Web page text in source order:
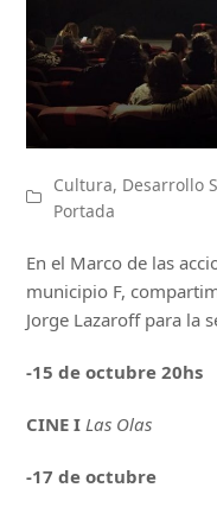
Cultura, Desarrollo
Portada
En el Marco de las
municipio F,
Jorge Lazaroff para la
-15 de octubre 20hs
CINE I Las Olas
-17 de octubre